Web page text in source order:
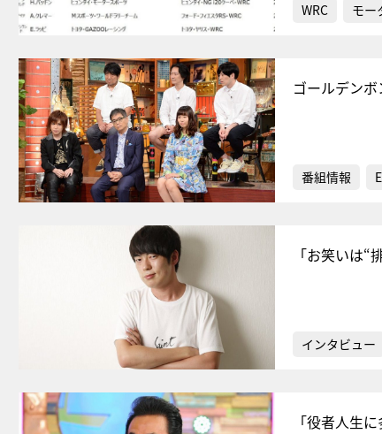
WRC モー
ゴールデン
番組情報
「お笑いは
インタビュー
「役者人生